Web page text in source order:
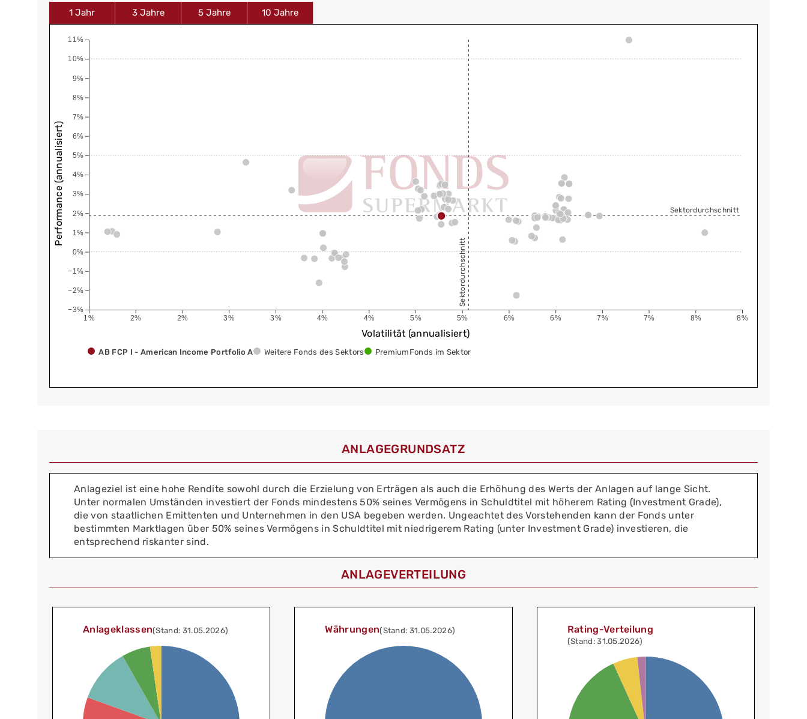
1 Jahr 3 Jahre 5 Jahre 10 Jahre
1% 2% 2% 3% 3% 4% 4% 5% 5% 6% 6% 7% 7% 8% 8%
−3%
−2%
−1%
0%
1%
2%
3%
4%
5%
6%
7%
8%
9%
10%
11%
Sektordurchschnitt
Sektordurchschnitt
Volatilität (annualisiert)
Performance (annualisiert)
AB FCP I - American Income Portfolio A Weitere Fonds des Sektors PremiumFonds im Sektor
ANLAGEGRUNDSATZ
Anlageziel ist eine hohe Rendite sowohl durch die Erzielung von Erträgen als auch die Erhöhung des Werts der Anlagen auf lange Sicht.
Unter normalen Umständen investiert der Fonds mindestens 50% seines Vermögens in Schuldtitel mit höherem Rating (Investment Grade),
die von staatlichen Emittenten und Unternehmen in den USA begeben werden. Ungeachtet des Vorstehenden kann der Fonds unter
bestimmten Marktlagen über 50% seines Vermögens in Schuldtitel mit niedrigerem Rating (unter Investment Grade) investieren, die
entsprechend riskanter sind.
ANLAGEVERTEILUNG
Anlageklassen(Stand: 31.05.2026) Währungen(Stand: 31.05.2026) Rating-Verteilung
(Stand: 31.05.2026)